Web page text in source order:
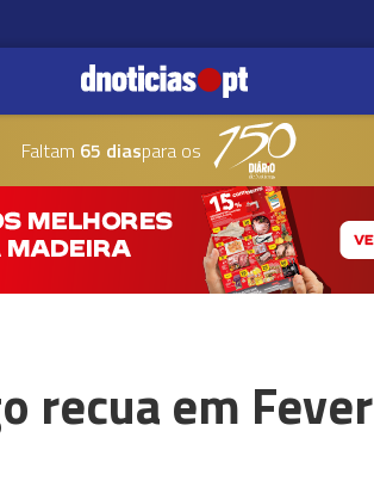
Faltam 65 diaspara os
recua em